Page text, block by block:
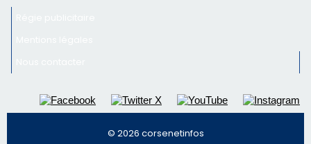
© 2026 corsenetinfos